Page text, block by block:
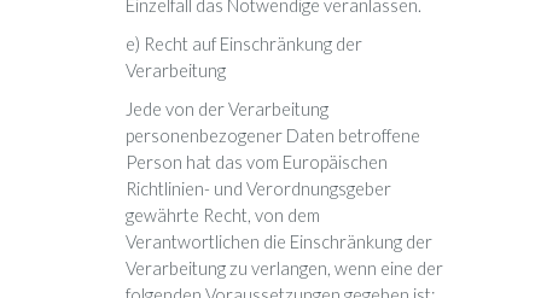
Einzelfall das Notwendige veranlassen.
e) Recht auf Einschränkung der
Verarbeitung
Jede von der Verarbeitung
personenbezogener Daten betroffene
Person hat das vom Europäischen
Richtlinien- und Verordnungsgeber
gewährte Recht, von dem
Verantwortlichen die Einschränkung der
Verarbeitung zu verlangen, wenn eine der